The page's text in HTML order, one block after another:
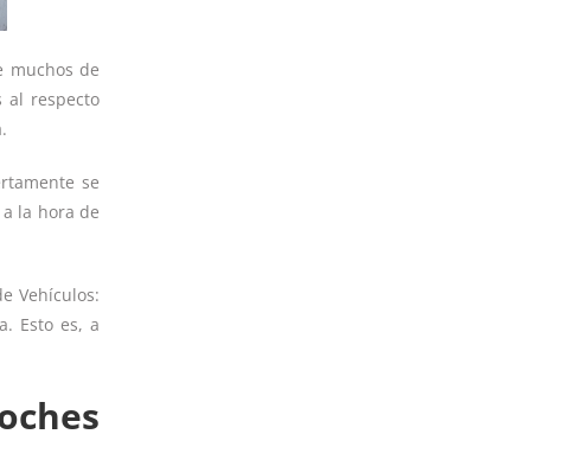
muchos de
al respecto
se
la hora de
Vehículos:
Esto es, a